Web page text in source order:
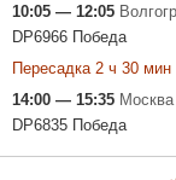
10:05 — 12:05
DP6966 Победа
Пересадка 2 ч 30 мин
14:00 — 15:35
DP6835 Победа